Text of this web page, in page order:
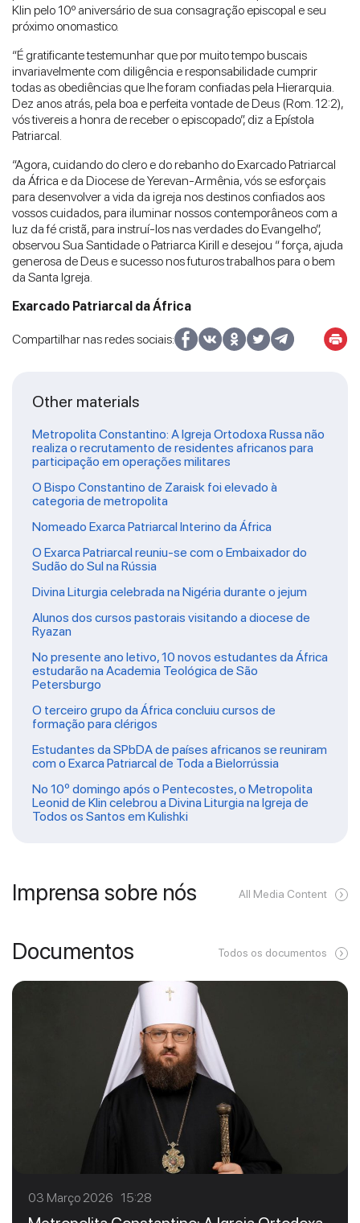
Klin pelo 10º aniversário de sua consagração episcopal e seu
próximo onomastico.
“É gratificante testemunhar que por muito tempo buscais
invariavelmente com diligência e responsabilidade cumprir
todas as obediências que lhe foram confiadas pela Hierarquia.
Dez anos atrás, pela boa e perfeita vontade de Deus (Rom. 12:2),
vós tivereis a honra de receber o episcopado”, diz a Epístola
Patriarcal.
“Agora, cuidando do clero e do rebanho do Exarcado Patriarcal
da África e da Diocese de Yerevan-Armênia, vós se esforçais
para desenvolver a vida da igreja nos destinos confiados aos
vossos cuidados, para iluminar nossos contemporâneos com a
luz da fé cristã, para instruí-los nas verdades do Evangelho”,
observou Sua Santidade o Patriarca Kirill e desejou “ força, ajuda
generosa de Deus e sucesso nos futuros trabalhos para o bem
da Santa Igreja.
Exarcado Patriarcal da África
Compartilhar nas redes sociais:
Other materials
Metropolita Constantino: A Igreja Ortodoxa Russa não
realiza o recrutamento de residentes africanos para
participação em operações militares
O Bispo Constantino de Zaraisk foi elevado à
categoria de metropolita
Nomeado Exarca Patriarcal Interino da África
O Exarca Patriarcal reuniu-se com o Embaixador do
Sudão do Sul na Rússia
Divina Liturgia celebrada na Nigéria durante o jejum
Alunos dos cursos pastorais visitando a diocese de
Ryazan
No presente ano letivo, 10 novos estudantes da África
estudarão na Academia Teológica de São
Petersburgo
O terceiro grupo da África concluiu cursos de
formação para clérigos
Estudantes da SPbDA de países africanos se reuniram
com o Exarca Patriarcal de Toda a Bielorrússia
No 10º domingo após o Pentecostes, o Metropolita
Leonid de Klin celebrou a Divina Liturgia na Igreja de
Todos os Santos em Kulishki
Imprensa sobre nós All Media Content
Documentos Todos os documentos
03 Março 2026 15:28